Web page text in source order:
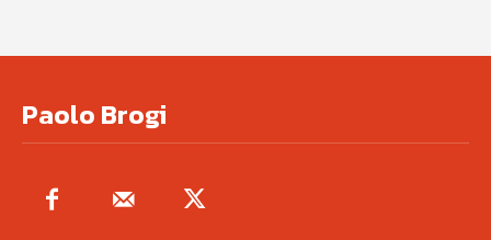
Paolo Brogi